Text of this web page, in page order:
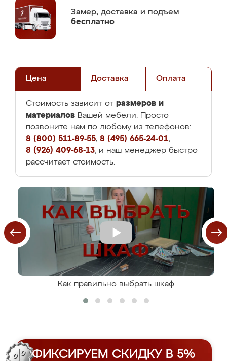
Замер, доставка и подъем
бесплатно
Цена Доставка Оплата
Стоимость зависит от размеров и
материалов Вашей мебели. Просто
позвоните нам по любому из телефонов:
8 (800) 511-89-55, 8 (495) 665-24-01,
8 (926) 409-68-13, и наш менеджер быстро
рассчитает стоимость.
Как правильно выбрать шкаф
ФИКСИРУЕМ СКИДКУ В 5%